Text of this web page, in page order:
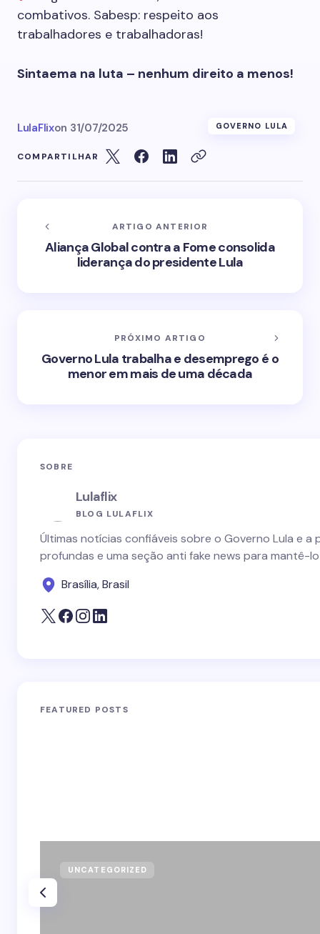
combativos. Sabesp: respeito aos
trabalhadores e trabalhadoras!
Sintaema na luta – nenhum direito a menos!
LulaFlixon 31/07/2025 GOVERNO LULA
COMPARTILHAR
ARTIGO ANTERIOR
Aliança Global contra a Fome consolida
liderança do presidente Lula
PRÓXIMO ARTIGO
Governo Lula trabalha e desemprego é o
menor em mais de uma década
SOBRE
Lulaflix
BLOG LULAFLIX
Últimas notícias confiáveis sobre o Governo Lula e
profundas e uma seção anti fake news para mantê-
Brasília, Brasil
FEATURED POSTS
UNCATEGORIZED